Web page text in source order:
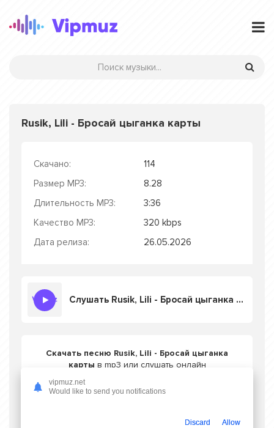
Rusik, Lili - Бросай цыганка карты
Скачано:
114
Размер MP3:
8.28
Длительность MP3:
3:36
Качество MP3:
320 kbps
Дата релиза:
26.05.2026
Слушать Rusik, Lili - Бросай цыганка карты
Скачать песню Rusik, Lili - Бросай цыганка
карты в mp3 или слушать онлайн
vipmuz.net
Would like to send you notifications
Discard Allow